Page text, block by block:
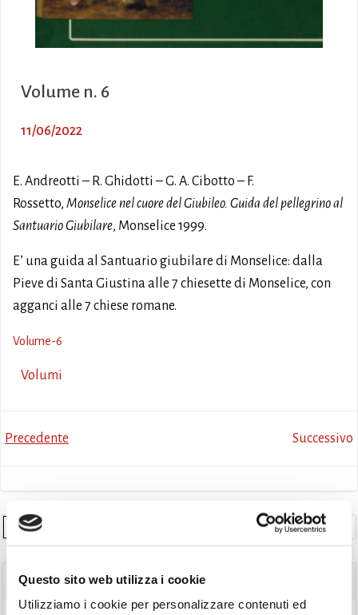
Questo sito web utilizza i cookie
Utilizziamo i cookie per personalizzare contenuti ed
Volume n. 6
11/06/2022
E. Andreotti – R. Ghidotti – G. A. Cibotto – F.
Rossetto, Monselice nel cuore del Giubileo. Guida del pellegrino al
Santuario Giubilare, Monselice 1999.
E’ una guida al Santuario giubilare di Monselice: dalla
Pieve di Santa Giustina alle 7 chiesette di Monselice, con
agganci alle 7 chiese romane.
Volume-6
Volumi
Post
Precedente Successivo
Cerca
TAGS